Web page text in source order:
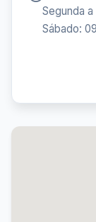
Segunda
Sábado: